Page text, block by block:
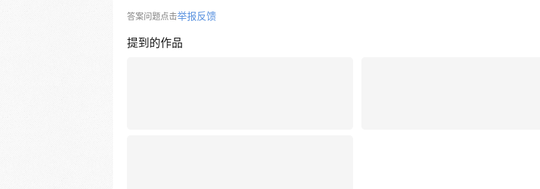
答案问题点击举报反馈
提到的作品